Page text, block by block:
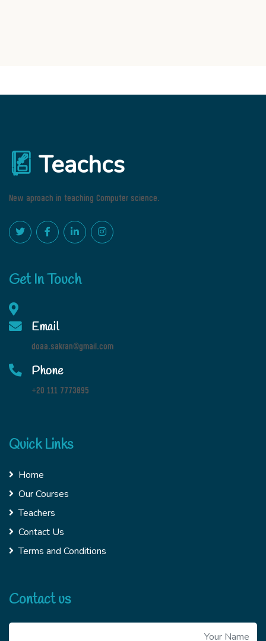
Teachcs
New aproach in teaching Computer science.
Get In Touch
Email
doaa.sakran@gmail.com
Phone
+20 111 7773895
Quick Links
Home
Our Courses
Teachers
Contact Us
Terms and Conditions
Contact us